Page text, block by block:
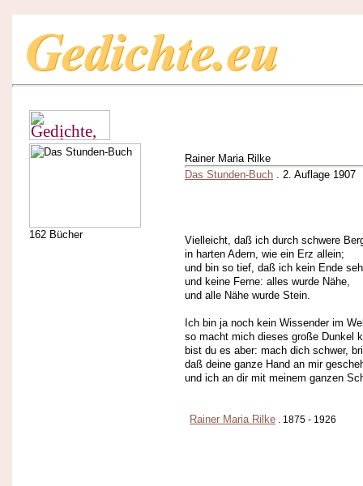
162 Bücher
Rainer Maria Rilke
Das Stunden-Buch . 2. Auflage 1907
Vielleicht, daß ich durch schwere
in harten Adern, wie ein Erz allein;
und bin so tief, daß ich kein Ende
und keine Ferne: alles wurde Nähe,
und alle Nähe wurde Stein.
Ich bin ja noch kein Wissender im
so macht mich dieses große Dunkel
bist du es aber: mach dich schwer,
daß deine ganze Hand an mir
und ich an dir mit meinem ganzen
Rainer Maria Rilke . 1875 - 1926